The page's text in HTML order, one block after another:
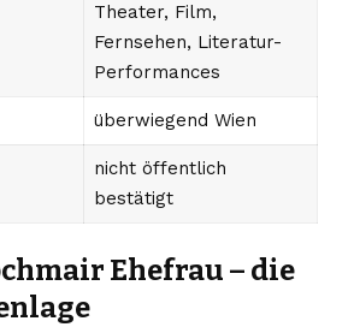
Theater, Film,
Fernsehen, Literatur-
Performances
überwiegend Wien
nicht öffentlich
bestätigt
Ehefrau – die